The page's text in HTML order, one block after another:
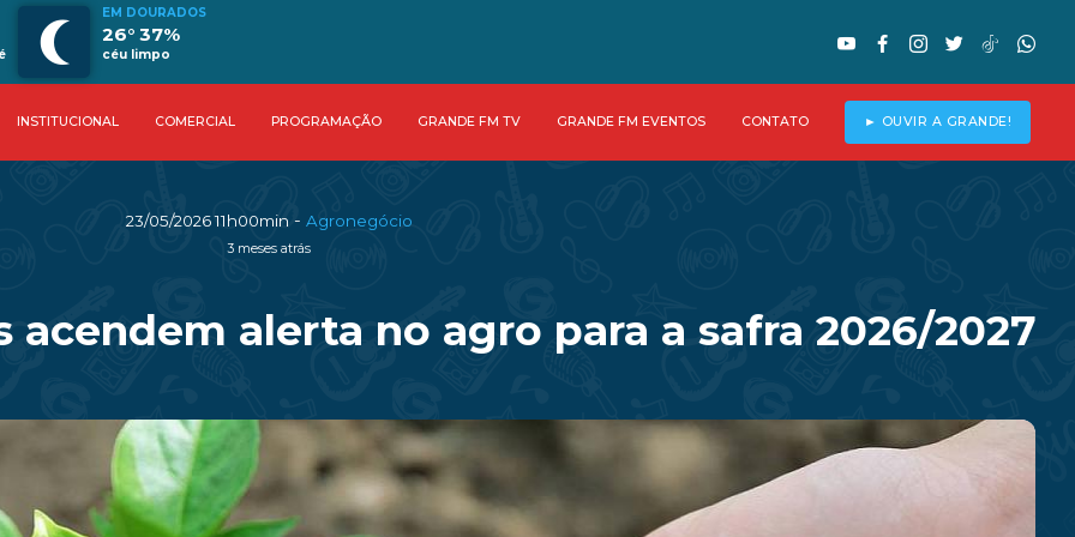
EM DOURADOS
26° 37%
céu limpo
INSTITUCIONAL COMERCIAL PROGRAMAÇÃO GRANDE FM TV GRANDE FM EVENTOS CONTATO ► OUVIR A GRANDE!
23/05/2026 11h00min - Agronegócio
3 meses atrás
alerta no agro para a safra 2026/2027